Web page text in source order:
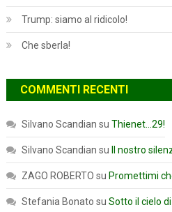
Trump: siamo al ridicolo!
Che sberla!
COMMENTI RECENTI
Silvano Scandian su Thienet…29!
Silvano Scandian su Il nostro
ZAGO ROBERTO su Promettimi
Stefania Bonato su Sotto il cielo